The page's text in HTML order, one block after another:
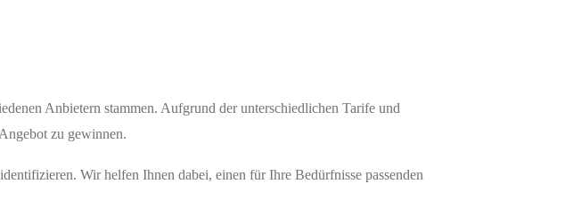
Anbietern stammen. Aufgrund der unterschiedlichen Tarife und
zu gewinnen.
Wir helfen Ihnen dabei, einen für Ihre Bedürfnisse passenden